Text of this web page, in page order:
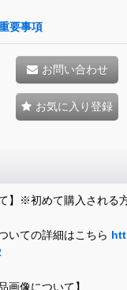
要事項
お問い合わせ
お気に入り登録
】※初めて購入される
いての詳細はこちら
画像について】